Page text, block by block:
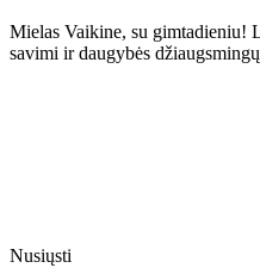
Mielas Vaikine, su gimtadieniu!
savimi ir daugybės
Nusiųsti